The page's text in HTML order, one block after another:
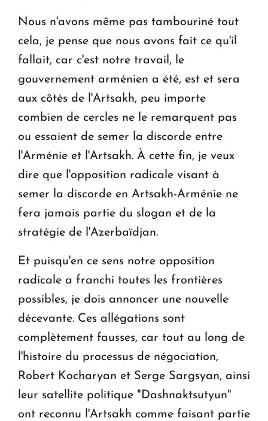
Nous n'avons même pas tambouriné tout
cela, je pense que nous avons fait ce qu'il
fallait, car c'est notre travail, le
gouvernement arménien a été, est et sera
aux côtés de l'Artsakh, peu importe
combien de cercles ne le remarquent pas
ou essaient de semer la discorde entre
l'Arménie et l'Artsakh. À cette fin, je veux
dire que l'opposition radicale visant à
semer la discorde en Artsakh-Arménie ne
fera jamais partie du slogan et de la
stratégie de l'Azerbaïdjan.
Et puisqu'en ce sens notre opposition
radicale a franchi toutes les frontières
possibles, je dois annoncer une nouvelle
décevante. Ces allégations sont
complètement fausses, car tout au long de
l'histoire du processus de négociation,
Robert Kocharyan et Serge Sargsyan, ainsi
leur satellite politique "Dashnaktsutyun"
ont reconnu l'Artsakh comme faisant partie